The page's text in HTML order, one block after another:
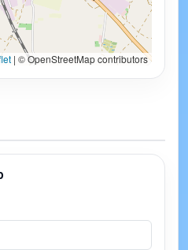
| © OpenStreetMap contributors